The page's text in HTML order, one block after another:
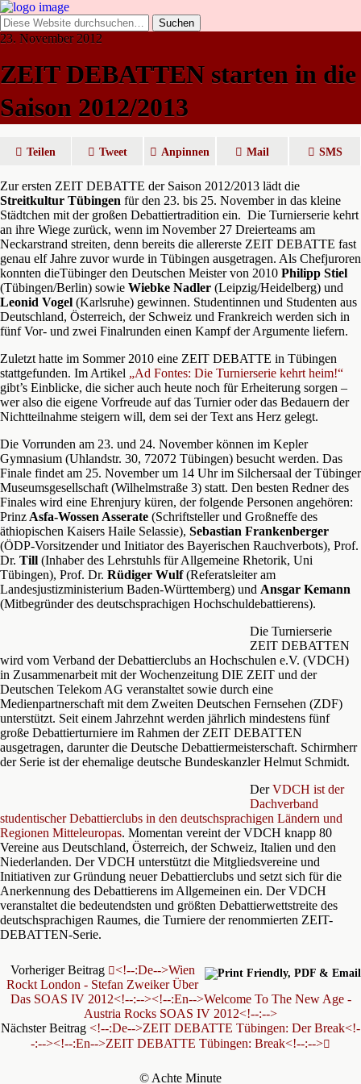
23. November 2012
ZEIT DEBATTEN starten in die
Saison 2012/2013
Teilen Tweet Anpinnen Mail SMS
Zur ersten ZEIT DEBATTE der Saison 2012/2013 lädt die
Streitkultur Tübingen für den 23. bis 25. November in das kleine
Städtchen mit der großen Debattiertradition ein. Die Turnierserie kehrt
an ihre Wiege zurück, wenn im November 27 Dreierteams am
Neckarstrand streiten, denn bereits die allererste ZEIT DEBATTE fast
genau elf Jahre zuvor wurde in Tübingen ausgetragen. Als Chefjuroren
konnten dieTübinger den Deutschen Meister von 2010 Philipp Stiel
(Tübingen/Berlin) sowie Wiebke Nadler (Leipzig/Heidelberg) und
Leonid Vogel (Karlsruhe) gewinnen. Studentinnen und Studenten aus
Deutschland, Österreich, der Schweiz und Frankreich werden sich in
fünf Vor- und zwei Finalrunden einen Kampf der Argumente liefern.
Zuletzt hatte im Sommer 2010 eine ZEIT DEBATTE in Tübingen
stattgefunden. Im Artikel „Ad Fontes: Die Turnierserie kehrt heim!“
gibt’s Einblicke, die sicher auch heute noch für Erheiterung sorgen –
wer also die eigene Vorfreude auf das Turnier oder das Bedauern der
Nichtteilnahme steigern will, dem sei der Text ans Herz gelegt.
Die Vorrunden am 23. und 24. November können im Kepler
Gymnasium (Uhlandstr. 30, 72072 Tübingen) besucht werden. Das
Finale findet am 25. November um 14 Uhr im Silchersaal der Tübinger
Museumsgesellschaft (Wilhelmstraße 3) statt. Den besten Redner des
Finales wird eine Ehrenjury küren, der folgende Personen angehören:
Prinz Asfa-Wossen Asserate (Schriftsteller und Großneffe des
äthiopischen Kaisers Haile Selassie), Sebastian Frankenberger
(ÖDP-Vorsitzender und Initiator des Bayerischen Rauchverbots), Prof.
Dr. Till (Inhaber des Lehrstuhls für Allgemeine Rhetorik, Uni
Tübingen), Prof. Dr. Rüdiger Wulf(Referatsleiter am
Landesjustizministerium Baden-Württemberg) und Ansgar Kemann
(Mitbegründer des deutschsprachigen Hochschuldebattierens).
Die Turnierserie
ZEIT DEBATTEN
wird vom Verband der Debattierclubs an Hochschulen e.V. (VDCH)
in Zusammenarbeit mit der Wochenzeitung DIE ZEIT und der
Deutschen Telekom AG veranstaltet sowie durch eine
Medienpartnerschaft mit dem Zweiten Deutschen Fernsehen (ZDF)
unterstützt. Seit einem Jahrzehnt werden jährlich mindestens fünf
große Debattierturniere im Rahmen der ZEIT DEBATTEN
ausgetragen, darunter die Deutsche Debattiermeisterschaft. Schirmherr
der Serie ist der ehemalige deutsche Bundeskanzler Helmut Schmidt.
DerVDCH ist der
Dachverband
studentischer Debattierclubs in den deutschsprachigen Ländern und
Regionen Mitteleuropas. Momentan vereint der VDCH knapp 80
Vereine aus Deutschland, Österreich, der Schweiz, Italien und den
Niederlanden. Der VDCH unterstützt die Mitgliedsvereine und
Initiativen zur Gründung neuer Debattierclubs und setzt sich für die
Anerkennung des Debattierens im Allgemeinen ein. Der VDCH
veranstaltet die bedeutendsten und größten Debattierwettstreite des
deutschsprachigen Raumes, die Turniere der renommierten ZEIT-
DEBATTEN-Serie.
Vorheriger Beitrag
<!--:de-->Wien
Rockt London - Stefan Zweiker Über
Das SOAS IV 2012<!--:--><!--:en-->Welcome To The New Age -
Austria Rocks SOAS IV 2012<!--:-->
Nächster Beitrag <!--:de-->ZEIT DEBATTE Tübingen: Der Break<!-
-:--><!--:en-->ZEIT DEBATTE Tübingen: Break<!--:-->
© Achte Minute